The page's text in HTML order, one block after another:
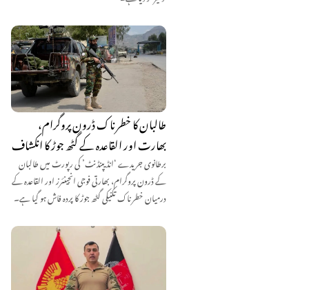
طالبان کا خطرناک ڈرون پروگرام،
بھارت اور القاعدہ کے گٹھ جوڑ کا انکشاف
برطانوی جریدے ‘انڈیپنڈنٹ’ کی رپورٹ میں طالبان
کے ڈرون پروگرام، بھارتی فوجی انجینئرز اور القاعدہ کے
درمیان خطرناک تکنیکی گٹھ جوڑ کا پردہ فاش ہو گیا ہے۔